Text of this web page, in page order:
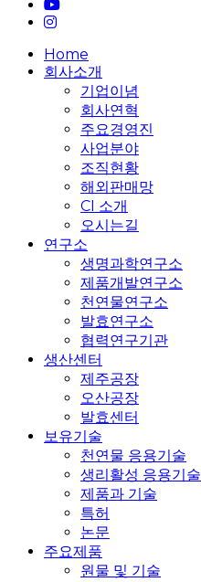
youtube
instagram
Close
Menu
Home
회사소개
기업이념
회사연혁
주요경영진
사업분야
조직현황
해외판매망
CI 소개
오시는길
연구소
생명과학연구소
제품개발연구소
천연물연구소
발효연구소
협력연구기관
생산센터
제주공장
오산공장
발효센터
보유기술
천연물 응용기술
생리활성 응용기술
제품과 기술
특허
논문
주요제품
원물 및 기술